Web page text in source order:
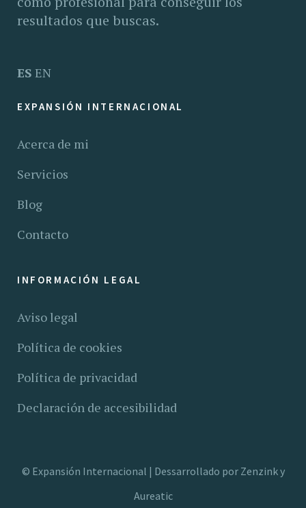
resultados que buscas.
ES EN
EXPANSIÓN INTERNACIONAL
Acerca de mi
Servicios
Blog
Contacto
INFORMACIÓN LEGAL
Aviso legal
Política de cookies
Política de privacidad
Declaración de accesibilidad
© Expansión Internacional | Dessarrollado por Zenzinky
Aureatic